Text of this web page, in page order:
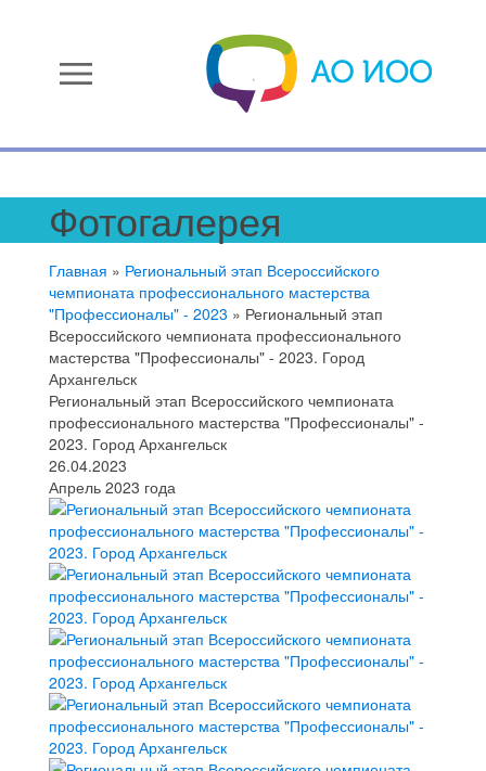
menu
Фотогалерея
Главная » Региональный этап Всероссийского
чемпионата профессионального мастерства
"Профессионалы" - 2023 » Региональный этап
Всероссийского чемпионата профессионального
мастерства "Профессионалы" - 2023. Город
Архангельск
Региональный этап Всероссийского чемпионата
профессионального мастерства "Профессионалы" -
2023. Город Архангельск
26.04.2023
Апрель 2023 года